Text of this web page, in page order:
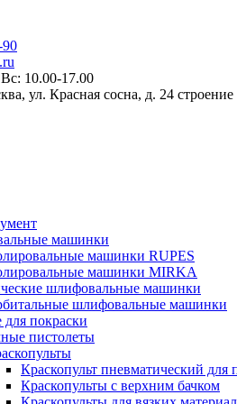
90
10.00-17.00
, ул. Красная сосна, д. 24 строение
машинки
машинки RUPES
машинки MIRKA
шлифовальные машинки
шлифовальные машинки
покраски
пистолеты
Краскопульт пневматический для
Краскопульты с верхним бачком